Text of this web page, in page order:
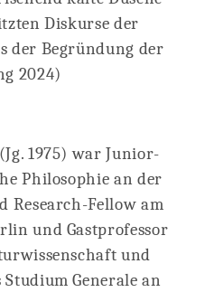
Diskurse der
der Begründung der
2024)
(Jg. 1975) war Junior-
Philosophie an der
Fellow am
und Gastprofessor
und
Generale an